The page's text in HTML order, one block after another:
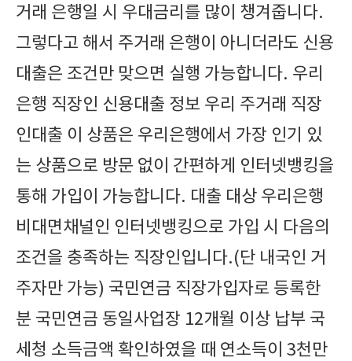
거래 은행일 시 우대금리를 많이 챙겨줍니다.
그렇다고 해서 주거래 은행이 아니더라도 신용
대출은 조건만 맞으면 실행 가능합니다. 우리
은행 직장인 신용대출 정보 우리 주거래 직장
인대출 이 상품은 우리은행에서 가장 인기 있
는 상품으로 방문 없이 간편하게 인터넷뱅킹을
통해 가입이 가능합니다. 대출 대상 우리은행
비대면채널인 인터넷뱅킹으로 가입 시 다음의
조건을 충족하는 직장인입니다.(단 내국인 거
주자만 가능) 국민연금 직장가입자로 등록한
분 국민연금 동일사업장 12개월 이상 납부 국
세청 소득금액 확인하였을 때 연소득이 3천만